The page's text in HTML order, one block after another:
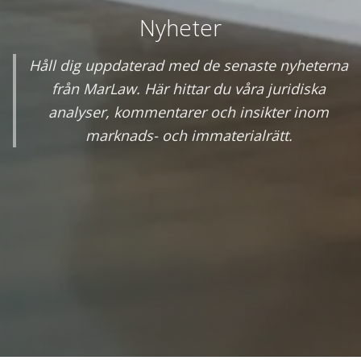
Nyheter
Håll dig uppdaterad med de senaste nyheterna
från MarLaw. Här hittar du våra juridiska
analyser, kommentarer och insikter inom
marknads- och immaterialrätt.